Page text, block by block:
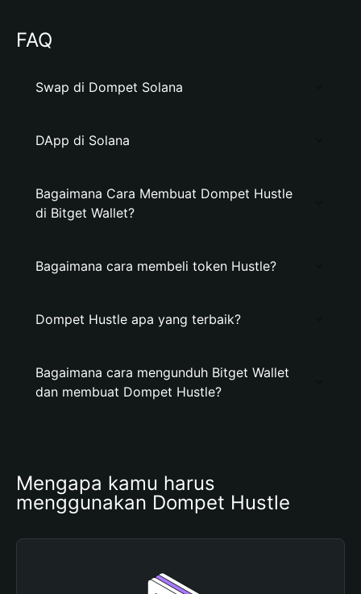
FAQ
Swap di Dompet Solana
DApp di Solana
Bagaimana Cara Membuat Dompet Hustle
di Bitget Wallet?
Bagaimana cara membeli token Hustle?
Dompet Hustle apa yang terbaik?
Bagaimana cara mengunduh Bitget Wallet
dan membuat Dompet Hustle?
Mengapa kamu harus
menggunakan Dompet Hustle